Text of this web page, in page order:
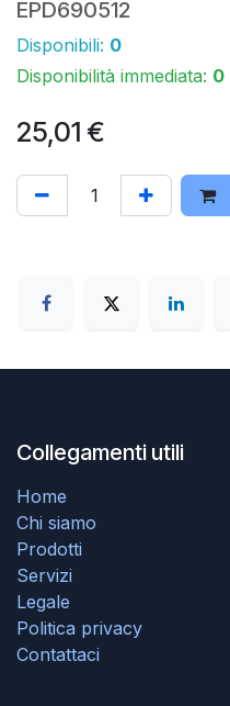
EPD690512
Disponibili: 0
Disponibilità immediata: 0
25,01 €
Collegamenti utili
Home
Chi siamo
Prodotti
Servizi
Legale
Politica privacy
Contattaci